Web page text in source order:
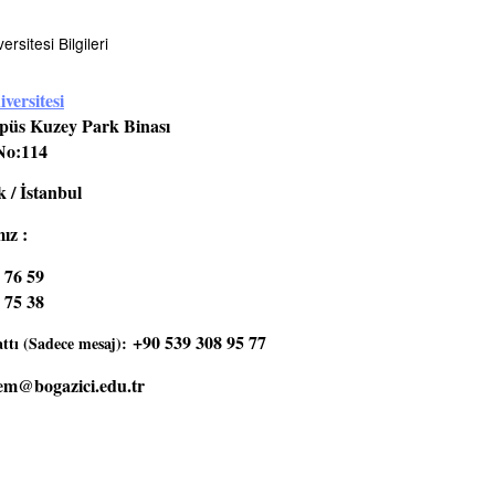
Bilgileri
Kuzey Park Binası
/ İstanbul
:
59
38
(Sadece mesaj): +90 539 308 95 77